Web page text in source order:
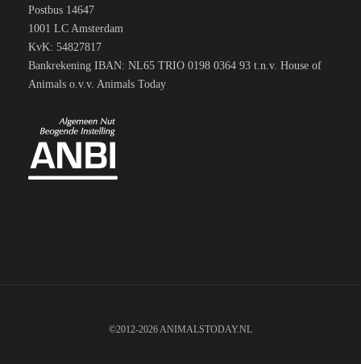
Postbus 14647
1001 LC Amsterdam
KvK: 54827817
Bankrekening IBAN: NL65 TRIO 0198 0364 93 t.n.v. House of
Animals o.v.v. Animals Today
©2012-2026 ANIMALSTODAY.NL